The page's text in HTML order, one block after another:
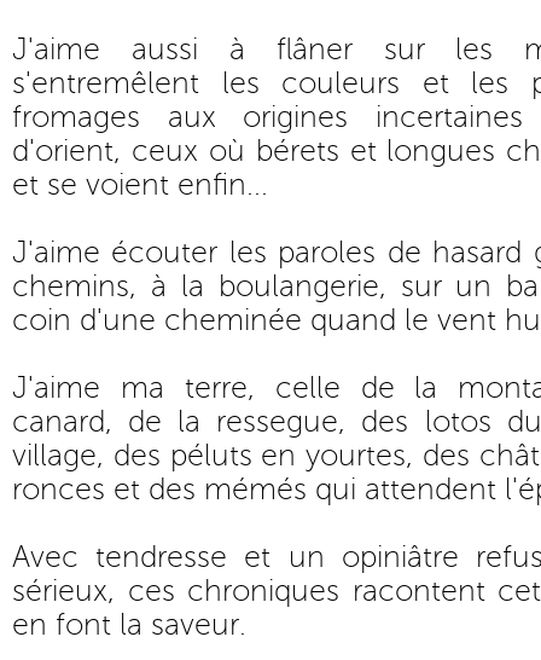
J'aime aussi à flâner sur les
s'entremêlent les couleurs et les
fromages aux origines incertaines
d'orient, ceux où bérets et longues
et se voient enfin...
J'aime écouter les paroles de hasard
chemins, à la boulangerie, sur un
coin d'une cheminée quand le vent
J'aime ma terre, celle de la
canard, de la ressegue, des lotos
village, des péluts en yourtes, des
ronces et des mémés qui attendent
Avec tendresse et un opiniâtre
sérieux, ces chroniques racontent
en font la saveur.